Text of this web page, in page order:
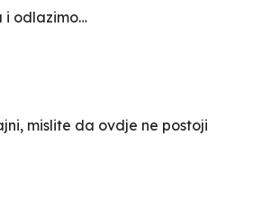
i odlazimo…
mislite da ovdje ne postoji